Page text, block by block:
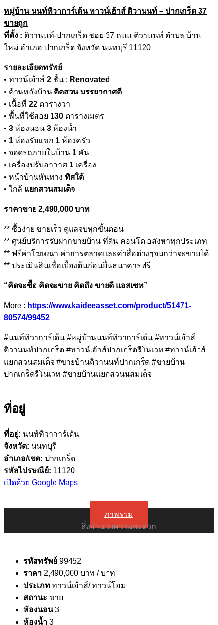
หมู่บ้าน นนท์ทิวาการ์เด้น ทาวน์เฮ้าส์ ติวานนท์ – ปากเกร็ด 37
ขายถูก
ที่ตั้ง : ติวานนท์-ปากเกร็ด ซอย 37 ถนน ติวานนท์ ตำบล บ้าน
ใหม่ อำเภอ ปากเกร็ด จังหวัด นนทบุรี 11120
รายละเอียดทรัพย์
• ทาวน์เฮ้าส์ 2 ชั้น : Renovated
• ด้านหลังบ้าน ติดสวน บรรยากาศดี
• เนื้อที่ 22 ตารางวา
• พื้นที่ใช้สอย 130 ตารางเมตร
• 3 ห้องนอน 3 ห้องน้ำ
• 1 ห้องรับแขก 1 ห้องครัว
• จอดรถภายในบ้าน 1 คัน
• เครื่องปรับอากาศ 1 เครื่อง
• หน้าบ้านหันทาง ทิศใต้
• ใกล้ แยกสวนสมเด็จ
ราคาขาย 2,490,000 บาท
** ซื้อง่าย ขายเร็ว ดูแลจบทุกขั้นตอน
** ศูนย์บริการรับฝากขายบ้าน ที่ดิน คอนโด อสังหาทุกประเภท
** ฟรีค่าโฆษณา ค่าการตลาดและค่าสื่อต่างๆจนกว่าจะขายได้
** ประเมินสินเชื่อเบื้องต้นก่อนยื่นธนาคารฟรี
“คิดจะซื้อ คิดจะขาย คิดถึง ขายดี แอสเซท”
More : https://www.kaideeasset.com/product/51471-
80574/99452
#นนท์ทิวาการ์เด้น #หมู่บ้านนนท์ทิวาการ์เด้น #ทาวน์เฮ้าส์
ติวานนท์ปากเกร็ด #ทาวน์เฮ้าส์ปากเกร็ดรีโนเวท #ทาวน์เฮ้าส์
แยกสวนสมเด็จ #ขายบ้านติวานนท์ปากเกร็ด #ขายบ้าน
ปากเกร็ดรีโนเวท #ขายบ้านแยกสวนนสมเด็จ
ที่อยู่
ที่อยู่: นนท์ทิวาการ์เด้น
จังหวัด: นนทบุรี
อำเภอ/เขต: ปากเกร็ด
รหัสไปรษณีย์: 11120
เปิดด้วย Google Maps
ภาพรวม
สิ่งอำนวยความสะดวก
รหัสทรัพย์ 99452
ราคา 2,490,000 บาท / บาท
ประเภท ทาวน์เฮ้าส์/ ทาวน์โฮม
สถานะ ขาย
ห้องนอน 3
ห้องน้ำ 3